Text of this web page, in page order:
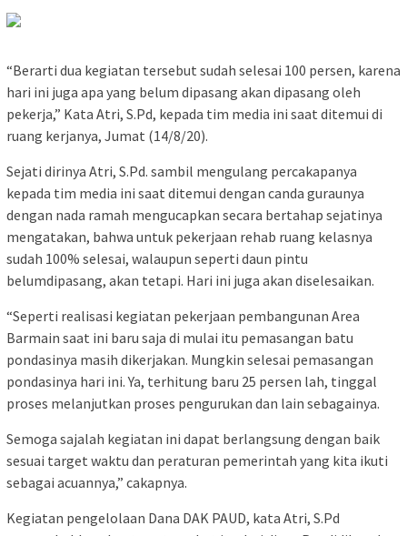
“Berarti dua kegiatan tersebut sudah selesai 100 persen, karena
hari ini juga apa yang belum dipasang akan dipasang oleh
pekerja,” Kata Atri, S.Pd, kepada tim media ini saat ditemui di
ruang kerjanya, Jumat (14/8/20).
Sejati dirinya Atri, S.Pd. sambil mengulang percakapanya
kepada tim media ini saat ditemui dengan canda guraunya
dengan nada ramah mengucapkan secara bertahap sejatinya
mengatakan, bahwa untuk pekerjaan rehab ruang kelasnya
sudah 100% selesai, walaupun seperti daun pintu
belumdipasang, akan tetapi. Hari ini juga akan diselesaikan.
“Seperti realisasi kegiatan pekerjaan pembangunan Area
Barmain saat ini baru saja di mulai itu pemasangan batu
pondasinya masih dikerjakan. Mungkin selesai pemasangan
pondasinya hari ini. Ya, terhitung baru 25 persen lah, tinggal
proses melanjutkan proses pengurukan dan lain sebagainya.
Semoga sajalah kegiatan ini dapat berlangsung dengan baik
sesuai target waktu dan peraturan pemerintah yang kita ikuti
sebagai acuannya,” cakapnya.
Kegiatan pengelolaan Dana DAK PAUD, kata Atri, S.Pd